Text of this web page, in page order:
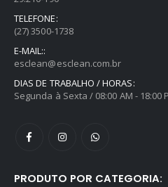
TELEFONE:
(27) 3500-1738
E-MAIL::
esclean@esclean.com.br
DIAS DE TRABALHO / HORAS:
Segunda à Sexta / 08:00 AM - 18:00
PRODUTO POR CATEGORIA: